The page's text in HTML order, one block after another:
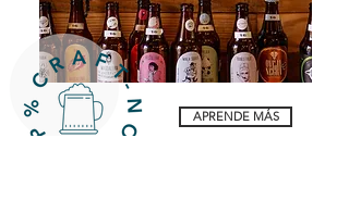
APRENDE MÁS